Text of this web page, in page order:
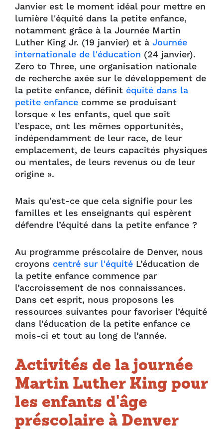
Janvier est le moment idéal pour mettre en
lumière l'équité dans la petite enfance,
notamment grâce à la Journée Martin
Luther King Jr. (19 janvier) et à Journée
internationale de l'éducation (24 janvier).
Zero to Three, une organisation nationale
de recherche axée sur le développement de
la petite enfance, définit équité dans la
petite enfance comme se produisant
lorsque « les enfants, quel que soit
l’espace, ont les mêmes opportunités,
indépendamment de leur race, de leur
emplacement, de leurs capacités physiques
ou mentales, de leurs revenus ou de leur
origine ».
Mais qu’est-ce que cela signifie pour les
familles et les enseignants qui espèrent
défendre l’équité dans la petite enfance ?
Au programme préscolaire de Denver, nous
croyons centré sur l'équité L’éducation de
la petite enfance commence par
l’accroissement de nos connaissances.
Dans cet esprit, nous proposons les
ressources suivantes pour favoriser l’équité
dans l’éducation de la petite enfance ce
mois-ci et tout au long de l’année.
Activités de la journée
Martin Luther King pour
les enfants d'âge
préscolaire à Denver